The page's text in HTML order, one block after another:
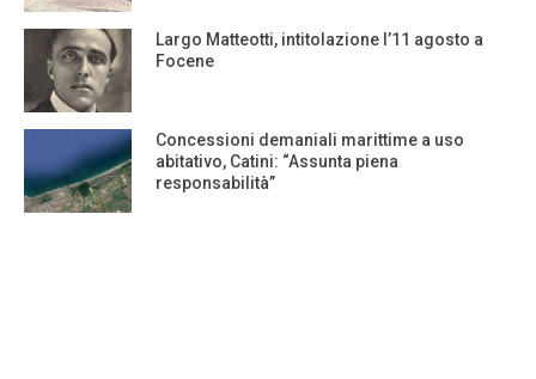
Largo Matteotti, intitolazione l’11 agosto a
Focene
Concessioni demaniali marittime a uso
abitativo, Catini: “Assunta piena
responsabilità”